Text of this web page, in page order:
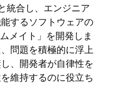
統合し、エンジニア
するソフトウェアの
メイト」を開発しま
問題を積極的に浮上
、開発者が自律性を
維持するのに役立ち